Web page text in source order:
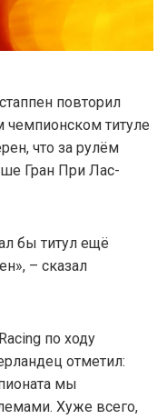
повторил
титуле
что за рулём
Гран При Лас-
бы титул ещё
– сказал
по ходу
отметил:
мы
Хуже всего,